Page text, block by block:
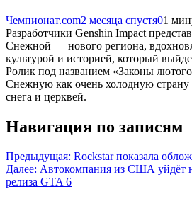
Чемпионат.com2 месяца спустя01
Разработчики Genshin Impact
Снежной — нового региона,
культурой и историей, который
Ролик под названием «Законы
Снежную как очень холодную
снега и церквей.
Навигация по записям
Предыдущая: Rockstar показала
Далее: Автокомпания из США уйдёт
релиза GTA 6